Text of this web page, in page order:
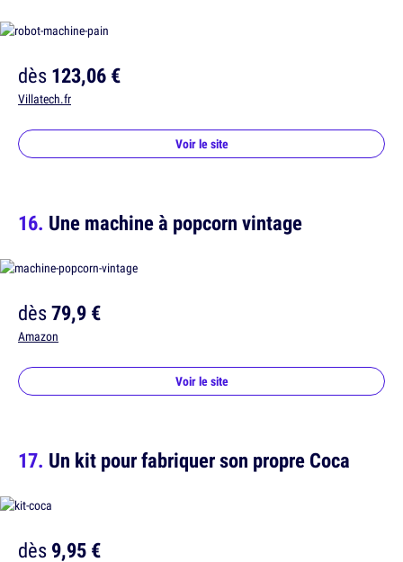
dès123,06 €
Villatech.fr
Voir le site
Une machine à popcorn vintage
dès79,9 €
Amazon
Voir le site
Un kit pour fabriquer son propre Coca
dès9,95 €